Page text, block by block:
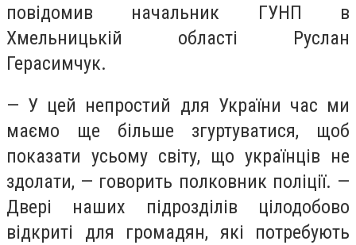
повідомив начальник ГУНП в
Хмельницькій області Руслан
Герасимчук.
— У цей непростий для України час ми
маємо ще більше згуртуватися, щоб
показати усьому світу, що українців не
здолати, — говорить полковник поліції. —
Двері наших підрозділів цілодобово
відкриті для громадян, які потребують